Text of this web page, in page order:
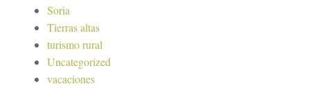
Soria
Tierras altas
turismo rural
Uncategorized
vacaciones